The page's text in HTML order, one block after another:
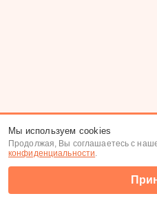
Мы используем cookies
Продолжая, Вы соглашаетесь с
конфиденциальности.